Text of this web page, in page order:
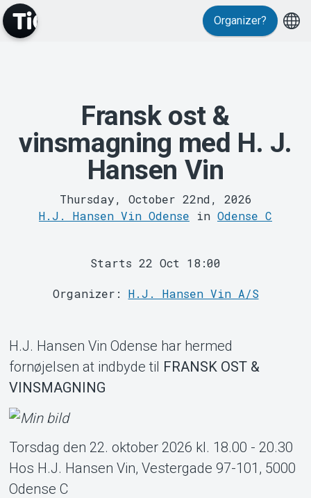
MyTickster
Organizer?
Fransk ost &
vinsmagning med H. J.
Hansen Vin
Thursday, October 22nd, 2026
H.J. Hansen Vin Odense in Odense C
Starts 22 Oct 18:00
Organizer: H.J. Hansen Vin A/S
H.J. Hansen Vin Odense har hermed
fornøjelsen at indbyde til FRANSK OST &
VINSMAGNING
Torsdag den 22. oktober 2026 kl. 18.00 - 20.30
Hos H.J. Hansen Vin, Vestergade 97-101, 5000
Odense C